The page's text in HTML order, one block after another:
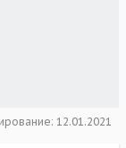
12.01.2021